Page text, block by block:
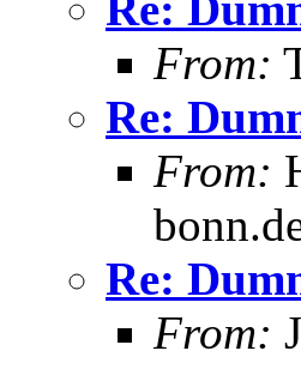
From:
Re:
From:
Re:
From: